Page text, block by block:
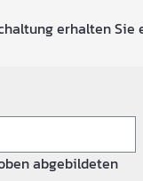
erhalten
abgebildeten